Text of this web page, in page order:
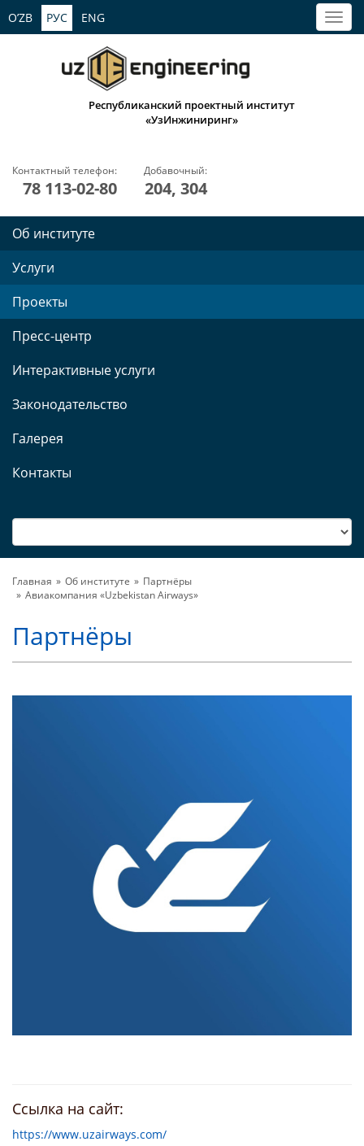
O’ZB РУС ENG
Республиканский проектный институт
«УзИнжиниринг»
Контактный телефон:
78 113-02-80
Добавочный:
204, 304
Об институте
Услуги
Проекты
Пресс-центр
Интерактивные услуги
Законодательство
Галерея
Контакты
Главная Об институте
Партнёры
Авиакомпания «Uzbekistan Airways»
Партнёры
Ссылка на сайт:
https://www.uzairways.com/